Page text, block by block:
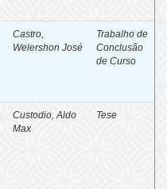
Castro,
Welershon José
Trabalho de
Conclusão
de Curso
Custodio, Aldo
Max
Tese